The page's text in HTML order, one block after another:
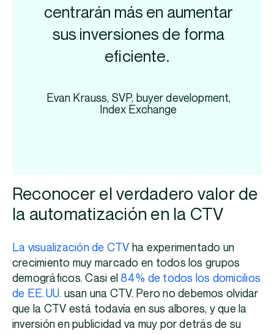
centrarán más en aumentar
sus inversiones de forma
eficiente.
Evan Krauss, SVP, buyer development,
Index Exchange
Reconocer el verdadero valor de
la automatización en la CTV
La visualización de CTV ha experimentado un
crecimiento muy marcado en todos los grupos
demográficos. Casi el84 % de todos los domicilios
de EE. UU. usan una CTV. Pero no debemos olvidar
que la CTV está todavía en sus albores, y que la
inversión en publicidad va muy por detrás de su